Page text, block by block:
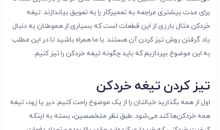
برای مدت بیشتری مراجعه به تعمیرکار را به تعویق بیاندازند. تیغه
خردکن مثال بارزی از این قطعات است که بسیاری از هموطنان به دنبال
یاد گرفتن روش تیز کردن آن هستند. با ما همراه باشید تا در این مطلب
به این موضوع بپردازیم که باید چگونه تیغه خردکن را تیز کنیم.
تیز کردن تیغه خردکن
اول از همه بگذارید خیالتان را از یک موضوع راحت کنیم: دیر یا زود، تیغه
همه خردکن‌ها کند می‌شود. طبق نظر متخصصین، بسته به اینکه